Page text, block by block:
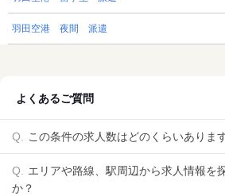
羽田空港 夜間 派遣
よくあるご質問
この条件の求人数はどのくらいありま
エリアや路線、駅周辺から求人情報を
か？